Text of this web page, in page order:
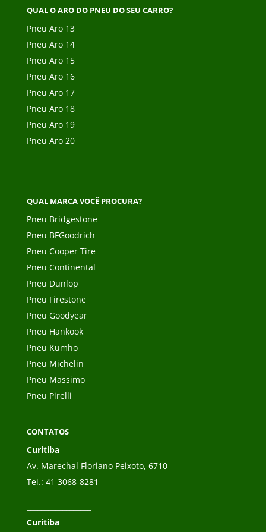
QUAL O ARO DO PNEU DO SEU CARRO?
Pneu Aro 13
Pneu Aro 14
Pneu Aro 15
Pneu Aro 16
Pneu Aro 17
Pneu Aro 18
Pneu Aro 19
Pneu Aro 20
QUAL MARCA VOCÊ PROCURA?
Pneu Bridgestone
Pneu BFGoodrich
Pneu Cooper Tire
Pneu Continental
Pneu Dunlop
Pneu Firestone
Pneu Goodyear
Pneu Hankook
Pneu Kumho
Pneu Michelin
Pneu Massimo
Pneu Pirelli
CONTATOS
Curitiba
Av. Marechal Floriano Peixoto, 6710
Tel.: 41 3068-8281
Curitiba